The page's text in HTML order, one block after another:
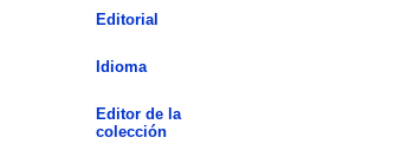
Editorial
Idioma
Editor de la
colección